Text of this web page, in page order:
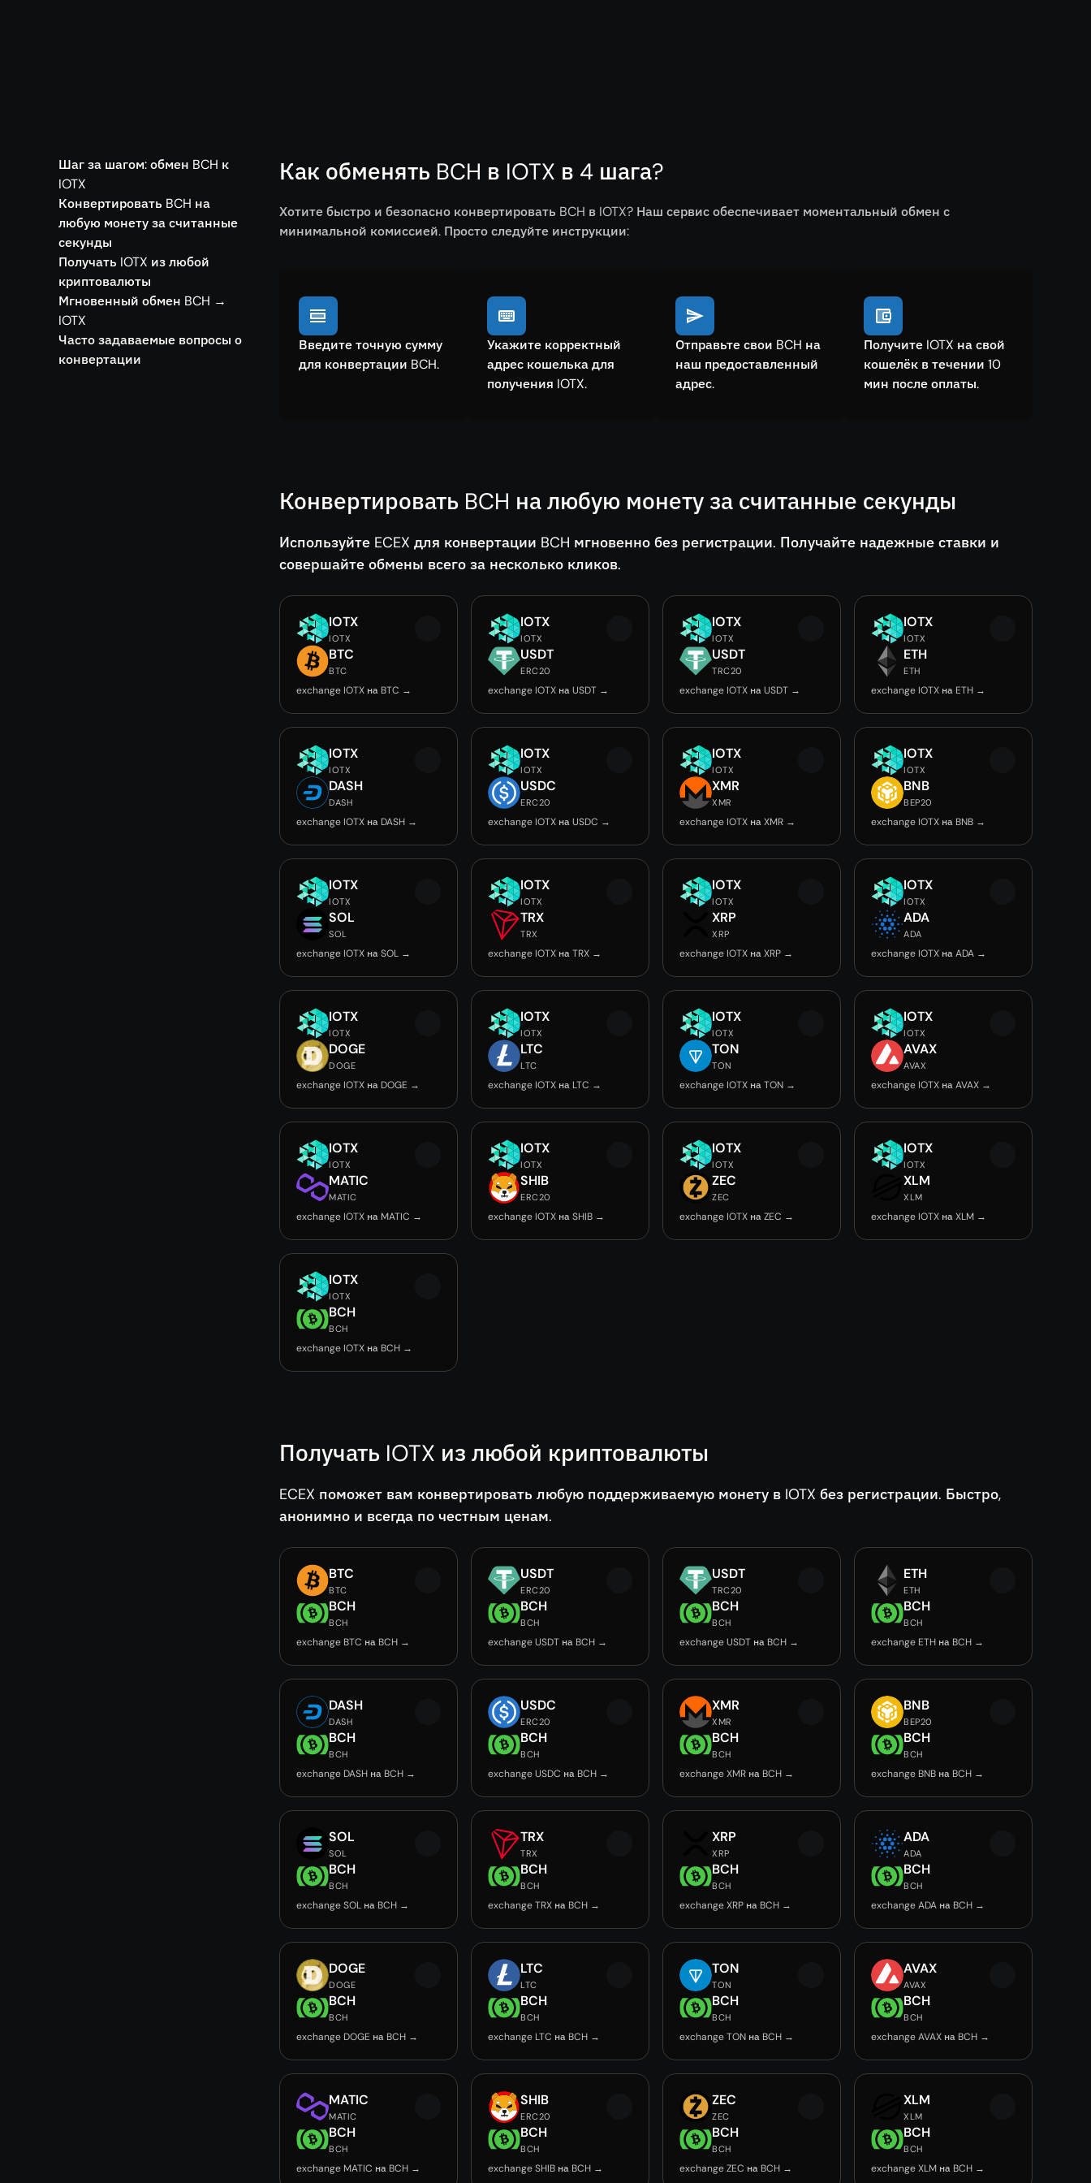
Шаг за шагом: обмен BCH к
IOTX
Конвертировать BCH на
любую монету за считанные
секунды
Получать IOTX из любой
криптовалюты
Мгновенный обмен BCH →
IOTX
Часто задаваемые вопросы о
конвертации
Как обменять BCH в IOTX в 4 шага?
Хотите быстро и безопасно конвертировать BCH в IOTX? Наш сервис обеспечивает моментальный обмен с
минимальной комиссией. Просто следуйте инструкции:
Введите точную сумму
для конвертации BCH.
Укажите корректный
адрес кошелька для
получения IOTX.
Отправьте свои BCH на
наш предоставленный
адрес.
Получите IOTX на свой
кошелёк в течении 10
мин после оплаты.
Конвертировать BCH на любую монету за считанные секунды
Используйте ECEX для конвертации BCH мгновенно без регистрации. Получайте надежные ставки и
совершайте обмены всего за несколько кликов.
IOTX
IOTX
BTC
BTC
exchange IOTX на BTC →
IOTX
IOTX
USDT
ERC20
exchange IOTX на USDT →
IOTX
IOTX
USDT
TRC20
exchange IOTX на USDT →
IOTX
IOTX
ETH
ETH
exchange IOTX на ETH →
IOTX
IOTX
DASH
DASH
exchange IOTX на DASH →
IOTX
IOTX
USDC
ERC20
exchange IOTX на USDC →
IOTX
IOTX
XMR
XMR
exchange IOTX на XMR →
IOTX
IOTX
BNB
BEP20
exchange IOTX на BNB →
IOTX
IOTX
SOL
SOL
exchange IOTX на SOL →
IOTX
IOTX
TRX
TRX
exchange IOTX на TRX →
IOTX
IOTX
XRP
XRP
exchange IOTX на XRP →
IOTX
IOTX
ADA
ADA
exchange IOTX на ADA →
IOTX
IOTX
DOGE
DOGE
exchange IOTX на DOGE →
IOTX
IOTX
LTC
LTC
exchange IOTX на LTC →
IOTX
IOTX
TON
TON
exchange IOTX на TON →
IOTX
IOTX
AVAX
AVAX
exchange IOTX на AVAX →
IOTX
IOTX
MATIC
MATIC
exchange IOTX на MATIC →
IOTX
IOTX
SHIB
ERC20
exchange IOTX на SHIB →
IOTX
IOTX
ZEC
ZEC
exchange IOTX на ZEC →
IOTX
IOTX
XLM
XLM
exchange IOTX на XLM →
IOTX
IOTX
BCH
BCH
exchange IOTX на BCH →
Получать IOTX из любой криптовалюты
ECEX поможет вам конвертировать любую поддерживаемую монету в IOTX без регистрации. Быстро,
анонимно и всегда по честным ценам.
BTC
BTC
BCH
BCH
exchange BTC на BCH →
USDT
ERC20
BCH
BCH
exchange USDT на BCH →
USDT
TRC20
BCH
BCH
exchange USDT на BCH →
ETH
ETH
BCH
BCH
exchange ETH на BCH →
DASH
DASH
BCH
BCH
exchange DASH на BCH →
USDC
ERC20
BCH
BCH
exchange USDC на BCH →
XMR
XMR
BCH
BCH
exchange XMR на BCH →
BNB
BEP20
BCH
BCH
exchange BNB на BCH →
SOL
SOL
BCH
BCH
exchange SOL на BCH →
TRX
TRX
BCH
BCH
exchange TRX на BCH →
XRP
XRP
BCH
BCH
exchange XRP на BCH →
ADA
ADA
BCH
BCH
exchange ADA на BCH →
DOGE
DOGE
BCH
BCH
exchange DOGE на BCH →
LTC
LTC
BCH
BCH
exchange LTC на BCH →
TON
TON
BCH
BCH
exchange TON на BCH →
AVAX
AVAX
BCH
BCH
exchange AVAX на BCH →
MATIC
MATIC
BCH
BCH
exchange MATIC на BCH →
SHIB
ERC20
BCH
BCH
exchange SHIB на BCH →
ZEC
ZEC
BCH
BCH
exchange ZEC на BCH →
XLM
XLM
BCH
BCH
exchange XLM на BCH →